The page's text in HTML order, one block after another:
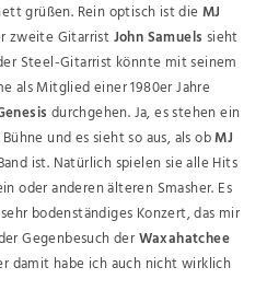
grüßen. Rein optisch ist dieMJ
zweite GitarristJohn Samuels sieht
Steel-Gitarrist könnte mit seinem
als Mitglied einer 1980er Jahre
durchgehen. Ja, es stehen ein
und es sieht so aus, als obMJ
ist. Natürlich spielen sie alle Hits
oder anderen älteren Smasher. Es
bodenständiges Konzert, das mir
Gegenbesuch derWaxahatchee
damit habe ich auch nicht wirklich